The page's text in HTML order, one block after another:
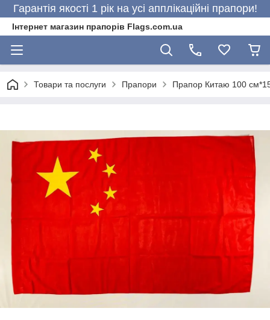
Гарантія якості 1 рік на усі апплікаційні прапори!
Інтернет магазин прапорів Flags.com.ua
Товари та послуги Прапори Прапор Китаю 100